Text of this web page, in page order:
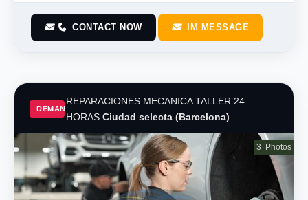
CONTACT NOW IM MESSAGE
DEMAND
REPARACIONES MECANICA TALLER 24
HORASCiudad selecta (Barcelona)
3 Photos